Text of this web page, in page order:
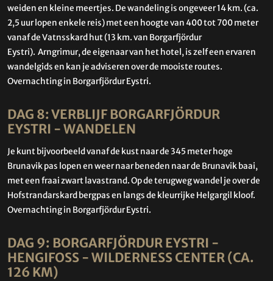
weiden en kleine meertjes. De wandeling is ongeveer 14 km. (ca.
2,5 uur lopen enkele reis) met een hoogte van 400 tot 700 meter
vanaf de Vatnsskard hut (13 km. van Borgarfjördur
Eystri). Arngrimur, de eigenaar van het hotel, is zelf een ervaren
wandelgids en kan je adviseren over de mooiste routes.
Overnachting in Borgarfjördur Eystri.
DAG 8: VERBLIJF BORGARFJÖRDUR
EYSTRI - WANDELEN
Je kunt bijvoorbeeld vanaf de kust naar de 345 meter hoge
Brunavik pas lopen en weer naar beneden naar de Brunavik baai,
met een fraai zwart lavastrand. Op de terugweg wandel je over de
Hofstrandarskard bergpas en langs de kleurrijke Helgargil kloof.
Overnachting in Borgarfjördur Eystri.
DAG 9: BORGARFJÖRDUR EYSTRI -
HENGIFOSS - WILDERNESS CENTER (CA.
126 KM)